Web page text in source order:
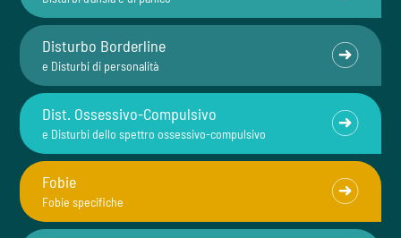
Disturbo Borderline
e Disturbi di personalità
Dist. Ossessivo-Compulsivo
e Disturbi dello spettro ossessivo-compulsivo
Fobie
Fobie specifiche